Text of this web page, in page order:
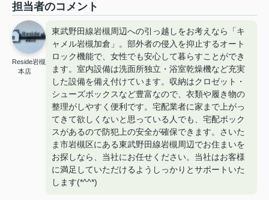
担当者のコメント
Reside岩槻
本店
東武野田線岩槻周辺への引っ越しをお考えなら「キ
ャメル岩槻加倉」。部外者の侵入を抑止するオート
ロック機能で、女性でも安心して暮らすことができ
ます。室内設備は洗面所独立・浴室乾燥機など充実
した設備を備え付けています。収納はクロゼット・
シューズボックスなど豊富なので、衣類や履き物の
整理がしやすく便利です。宅配業者に家まで上がっ
てきて欲しくないと思っている人でも、宅配ボック
スがあるので防犯上の安全が確保できます。さいた
ま市岩槻区にある東武野田線岩槻周辺でお住まいを
お探しなら、当社にお任せください。当社はお客様
に満足していただけるようしっかりとサポートいた
します(*^^*)